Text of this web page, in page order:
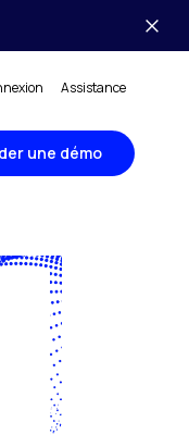
Assistance
une démo